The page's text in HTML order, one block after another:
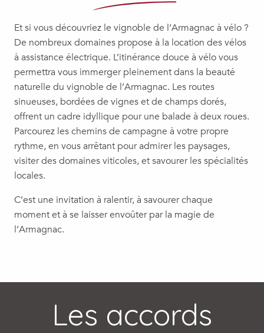
Et si vous découvriez le vignoble de l’Armagnac à vélo ?
De nombreux domaines propose à la location des vélos
à assistance électrique. L’itinérance douce à vélo vous
permettra vous immerger pleinement dans la beauté
naturelle du vignoble de l’Armagnac. Les routes
sinueuses, bordées de vignes et de champs dorés,
offrent un cadre idyllique pour une balade à deux roues.
Parcourez les chemins de campagne à votre propre
rythme, en vous arrêtant pour admirer les paysages,
visiter des domaines viticoles, et savourer les spécialités
locales.
C’est une invitation à ralentir, à savourer chaque
moment et à se laisser envoûter par la magie de
l’Armagnac.
Les accords